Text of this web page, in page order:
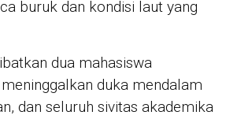
buruk dan kondisi laut yang
dua mahasiswa
duka mendalam
dan seluruh sivitas akademika